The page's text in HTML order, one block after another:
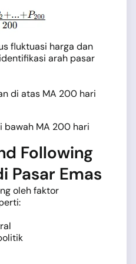
fluktuasi harga dan
arah pasar
di atas MA 200 hari
bawah MA 200 hari
Following
Pasar Emas
oleh faktor